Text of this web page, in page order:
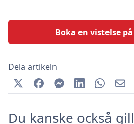
Boka en vistelse
Dela artikeln
Du kanske också